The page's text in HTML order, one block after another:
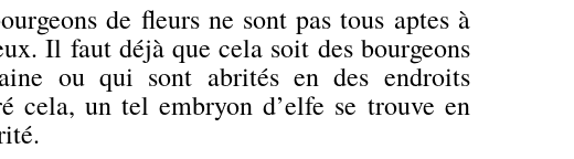
de fleurs ne sont pas tous aptes à
Il faut déjà que cela soit des bourgeons
ou qui sont abrités en des endroits
cela, un tel embryon d’elfe se trouve en